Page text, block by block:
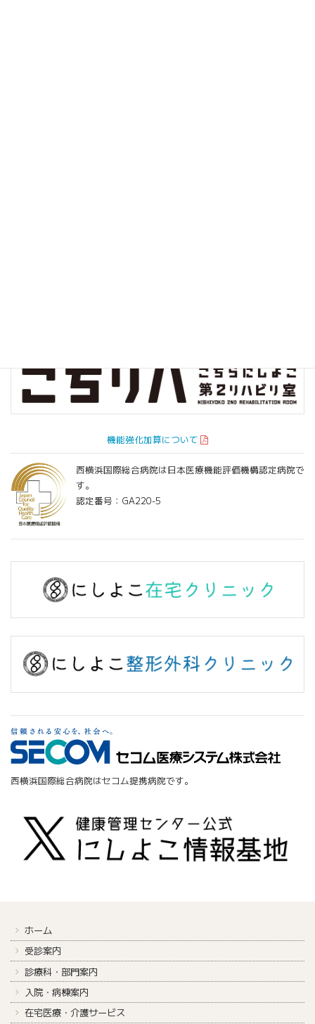
機能強化加算について
西横浜国際総合病院は日本医療機能評価機構認定病院で
す。
認定番号：GA220-5
西横浜国際総合病院はセコム提携病院です。
ホーム
受診案内
診療科・部門案内
入院・病棟案内
在宅医療・介護サービス